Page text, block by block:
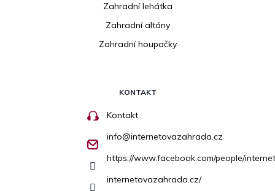
Zahradní lehátka
Zahradní altány
Zahradní houpačky
KONTAKT
Kontakt
info@internetovazahrada.cz
https://www.facebook.com/people/
internetovazahrada.cz/